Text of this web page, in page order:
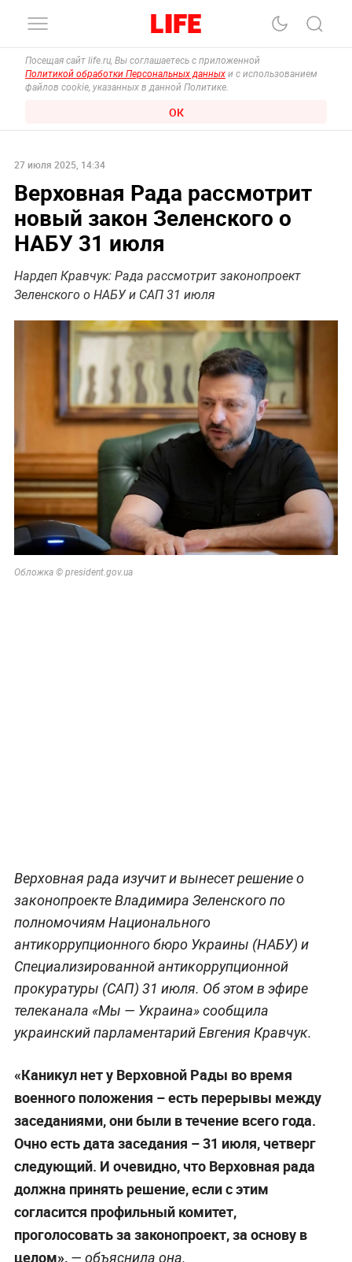
Посещая сайт life.ru, Вы соглашаетесь с приложенной
Политикой обработки Персональных данных и с использованием
файлов cookie, указанных в данной Политике.
ОК
27 июля 2025, 14:34
Верховная Рада рассмотрит
новый закон Зеленского о
НАБУ 31 июля
Нардеп Кравчук: Рада рассмотрит законопроект
Зеленского о НАБУ и САП 31 июля
Обложка © president.gov.ua
Верховная рада изучит и вынесет решение о
законопроекте Владимира Зеленского по
полномочиям Национального
антикоррупционного бюро Украины (НАБУ) и
Специализированной антикоррупционной
прокуратуры (САП) 31 июля. Об этом в эфире
телеканала «Мы — Украина» сообщила
украинский парламентарий Евгения Кравчук.
«Каникул нет у Верховной Рады во время
военного положения – есть перерывы между
заседаниями, они были в течение всего года.
Очно есть дата заседания – 31 июля, четверг
следующий. И очевидно, что Верховная рада
должна принять решение, если с этим
согласится профильный комитет,
проголосовать за законопроект, за основу в
целом»,— объяснила она.